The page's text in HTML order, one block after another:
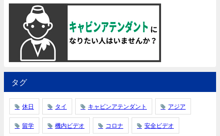
タグ
休日 タイ キャビンアテンダント アジア
留学 機内ビデオ コロナ 安全ビデオ